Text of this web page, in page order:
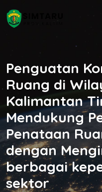
Penguatan
Ruang di
Kalimantan
Mendukung
Penataan
dengan
berbagai
sektor